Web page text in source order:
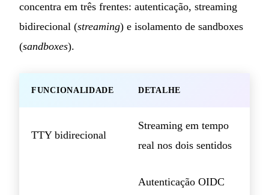
concentra em três frentes: autenticação, streaming
bidirecional (streaming) e isolamento de sandboxes
(sandboxes).
FUNCIONALIDADE DETALHE
TTY bidirecional
Streaming em tempo
real nos dois sentidos
Autenticação OIDC